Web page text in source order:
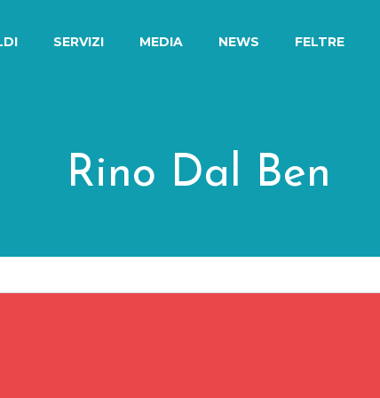
SERVIZI MEDIA NEWS FELTRE
Rino Dal Ben